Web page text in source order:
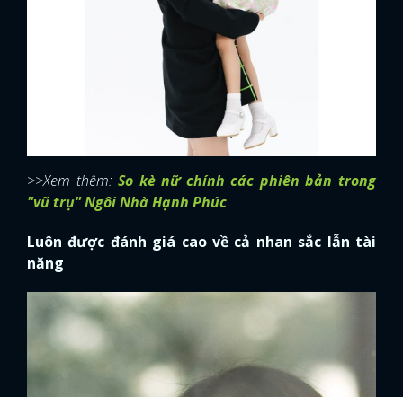
>>Xem thêm:So kè nữ chính các phiên bản trong
"vũ trụ" Ngôi Nhà Hạnh Phúc
Luôn được đánh giá cao về cả nhan sắc lẫn tài
năng